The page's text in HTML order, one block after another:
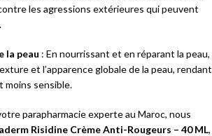
les agressions extérieures qui peuvent
la peau : En nourrissant et en réparant la peau,
et l’apparence globale de la peau, rendant
moins sensible.
parapharmacie experte au Maroc, nous
Risidine Crème Anti-Rougeurs – 40 ML,